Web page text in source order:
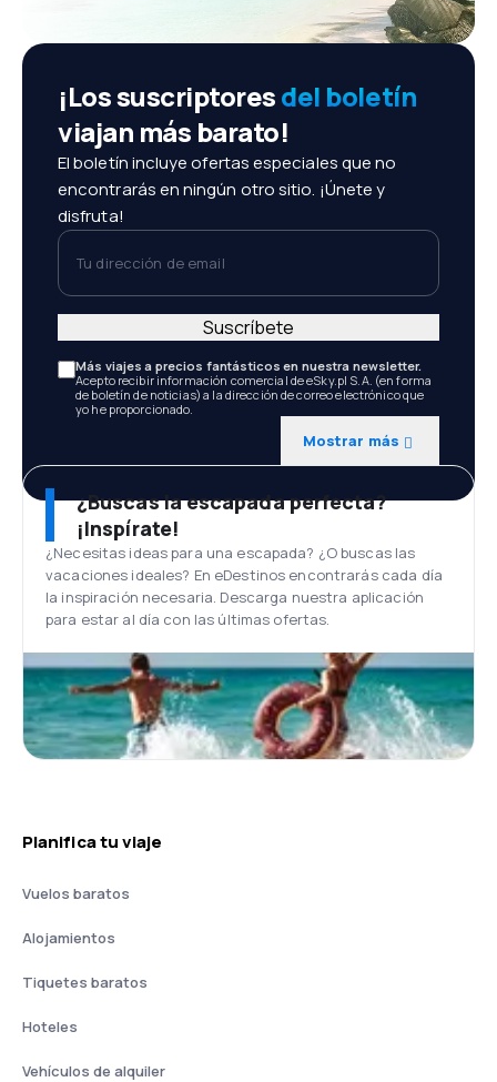
¡Los suscriptoresdel boletín
viajan más barato!
El boletín incluye ofertas especiales que no
encontrarás en ningún otro sitio. ¡Únete y
disfruta!
Tu dirección de email
Más viajes a precios fantásticos en nuestra newsletter.
Acepto recibir información comercial de eSky.pl S.A. (en forma
de boletín de noticias) a la dirección de correo electrónico que
yo he proporcionado.
Mostrar más
Suscríbete
¿Buscas la escapada perfecta?
¡Inspírate!
¿Necesitas ideas para una escapada? ¿O buscas las
vacaciones ideales? En eDestinos encontrarás cada día
la inspiración necesaria. Descarga nuestra aplicación
para estar al día con las últimas ofertas.
Planifica tu viaje
Vuelos baratos
Alojamientos
Tiquetes baratos
Hoteles
Vehículos de alquiler